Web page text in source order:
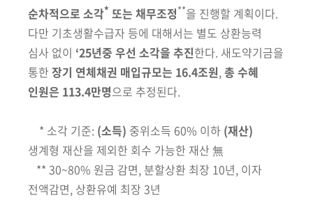
순차적으로 소각* 또는 채무조정**을 진행할 계획이다.
다만 기초생활수급자 등에 대해서는 별도 상환능력
심사 없이 ‘25년중 우선 소각을 추진한다. 새도약기금을
통한 장기 연체채권 매입규모는 16.4조원,총 수혜
인원은 113.4만명으로 추정된다.
* 소각 기준: (소득) 중위소득 60% 이하 (재산)
생계형 재산을 제외한 회수 가능한 재산 無
** 30~80% 원금 감면, 분할상환 최장 10년, 이자
전액감면, 상환유예 최장 3년